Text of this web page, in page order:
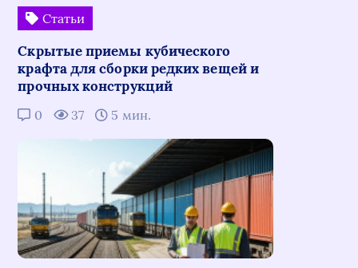
Статьи
Скрытые приемы кубического
крафта для сборки редких вещей и
прочных конструкций
0 37 5 мин.